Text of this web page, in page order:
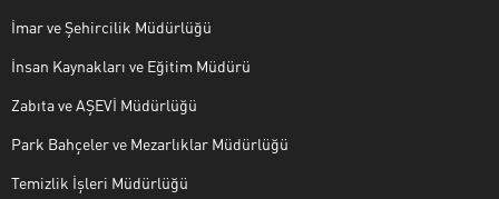
İmar ve Şehircilik Müdürlüğü
İnsan Kaynakları ve Eğitim Müdürü
Zabıta ve AŞEVİ Müdürlüğü
Park Bahçeler ve Mezarlıklar Müdürlüğü
Temizlik İşleri Müdürlüğü